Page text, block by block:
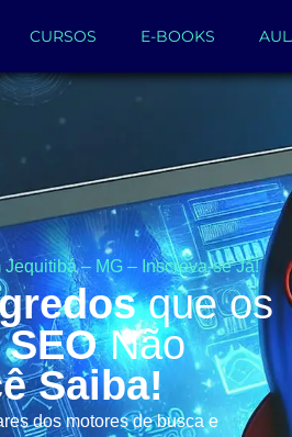
CURSOS E-BOOKS
– MG – Inscreva-se Já!
que os
SEONão
Saiba!
dos motores de busca e